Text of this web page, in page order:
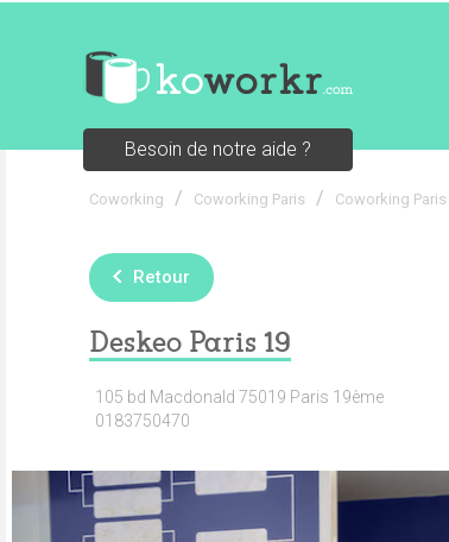
Besoin de notre aide ?
Coworking / Coworking Paris / Coworking
Retour
Deskeo Paris 19
105 bd Macdonald 75019 Paris 19ème
0183750470